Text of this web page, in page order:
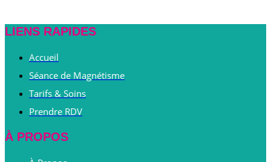
LIENS RAPIDES
Accueil
Séance de Magnétisme
Tarifs & Soins
Prendre RDV
À PROPOS